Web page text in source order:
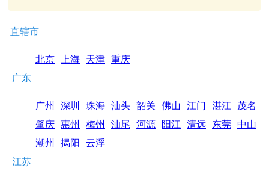
直辖市
北京 上海 天津 重庆
广东
广州 深圳 珠海 汕头 韶关 佛山 江门 湛江
茂名
肇庆 惠州 梅州 汕尾 河源 阳江 清远 东莞 中山
潮州
揭阳
云浮
江苏